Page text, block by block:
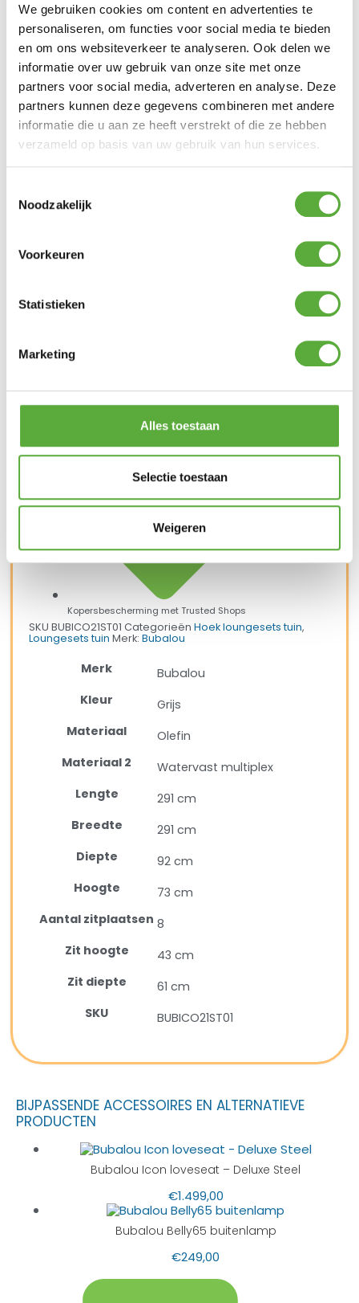
We gebruiken cookies om content en advertenties te
personaliseren, om functies voor social media te bieden
en om ons websiteverkeer te analyseren. Ook delen we
informatie over uw gebruik van onze site met onze
partners voor social media, adverteren en analyse. Deze
partners kunnen deze gegevens combineren met andere
informatie die u aan ze heeft verstrekt of die ze hebben
verzameld op basis van uw gebruik van hun services.
Noodzakelijk
Voorkeuren
Statistieken
Marketing
Alles toestaan
Selectie toestaan
Weigeren
Achteraf betalen mogelijk
Kopersbescherming met Trusted Shops
SKUBUBICO21ST01Categorieën Hoek loungesets tuin,
Loungesets tuin Merk:Bubalou
Merk
Bubalou
Kleur
Grijs
Materiaal
Olefin
Materiaal 2
Watervast multiplex
Lengte
291 cm
Breedte
291 cm
Diepte
92 cm
Hoogte
73 cm
Aantal zitplaatsen 8
Zit hoogte
43 cm
Zit diepte
61 cm
SKU
BUBICO21ST01
BIJPASSENDE ACCESSOIRES EN ALTERNATIEVE
PRODUCTEN
Bubalou Icon loveseat – Deluxe Steel
€1.499,00
Bubalou Belly65 buitenlamp
€249,00